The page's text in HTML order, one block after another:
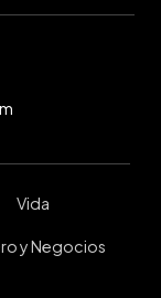
Vida
y Negocios